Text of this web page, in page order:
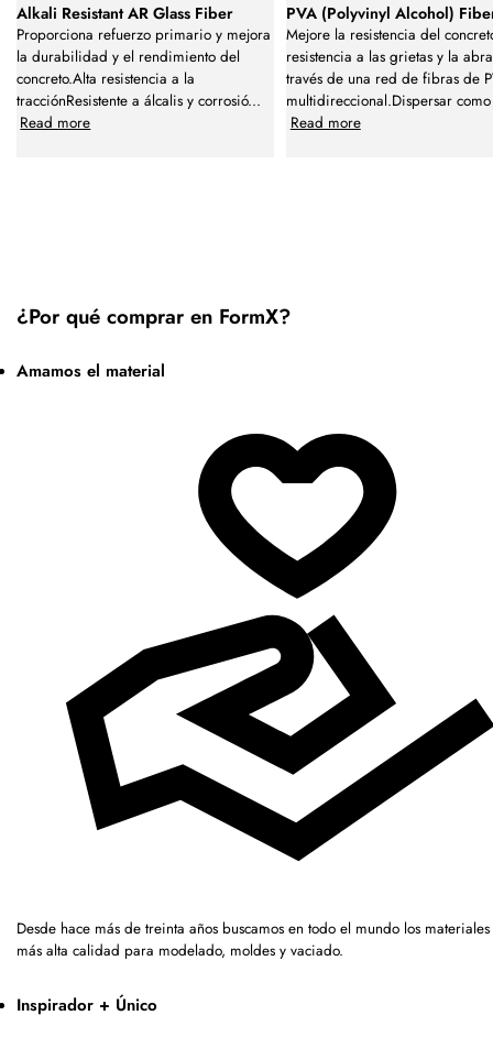
Alkali Resistant AR Glass Fiber
Proporciona refuerzo primario y mejora
la durabilidad y el rendimiento del
concreto.Alta resistencia a la
tracciónResistente a álcalis y corrosió...
Read more
PVA (Polyvinyl Alcohol)
Mejore la resistencia del
resistencia a las grietas y la
través de una red de fibras de
multidireccional.Dispersar
Read more
¿Por qué comprar en FormX?
Amamos el material
Desde hace más de treinta años buscamos en todo el mundo los
más alta calidad para modelado, moldes y vaciado.
Inspirador + Único